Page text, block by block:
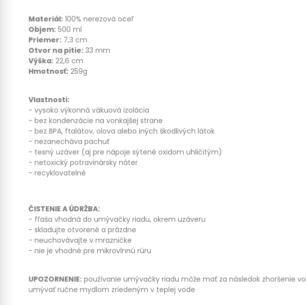
Materiál: 100% nerezová oceľ
Objem: 500 ml
Priemer: 7,3 cm
Otvor na pitie: 33 mm
Výška: 22,6 cm
Hmotnosť: 259g
Vlastnosti:
- vysoko výkonná vákuová izolácia
- bez kondenzácie na vonkajšej strane
- bez BPA, ftalátov, olova alebo iných škodlivých látok
- nezanecháva pachuť
- tesný uzáver (aj pre nápoje sýtené oxidom uhličitým)
- netoxický potravinársky náter
- recyklovatelné
ČISTENIE A ÚDRŽBA:
- fľaša vhodná do umývačky riadu, okrem uzáveru
- skladujte otvorené a prázdne
- neuchovávajte v mrazničke
- nie je vhodné pre mikrovlnnú rúru
UPOZORNENIE: používanie umývačky riadu môže mať za následok zhoršenie
umývať ručne mydlom zriedeným v teplej vode